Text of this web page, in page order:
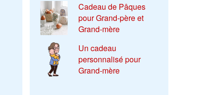
Cadeau de Pâques
pour Grand-père et
Grand-mère
Un cadeau
personnalisé pour
Grand-mère